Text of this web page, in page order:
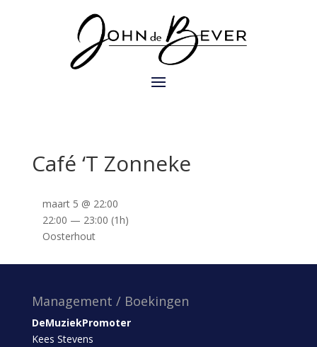
Café ‘T Zonneke
maart 5 @ 22:00
22:00 — 23:00 (1h)
Oosterhout
Management / Boekingen
DeMuziekPromoter
Kees Stevens